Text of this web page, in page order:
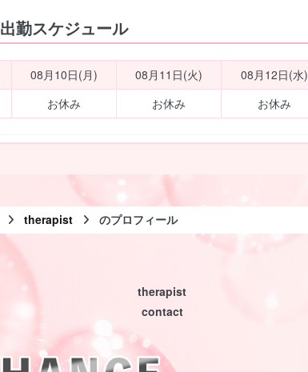
出勤スケジュール
08月10日(月)
お休み
08月11日(火)
お休み
08月12日(水)
お休み
therapist のプロフィール
therapist
contact